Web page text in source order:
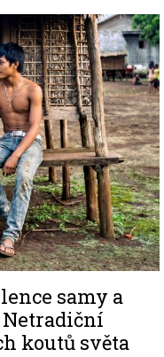
samy a
koutů světa